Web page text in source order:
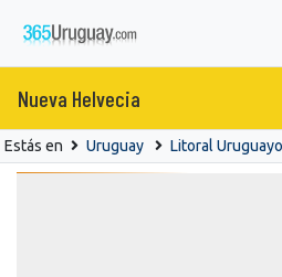
Nueva Helvecia
Estás en Uruguay Litoral Uruguayo